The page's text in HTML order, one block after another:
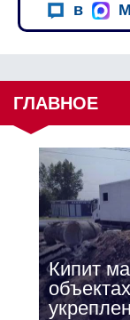
в
ГЛАВНОЕ
Кипит